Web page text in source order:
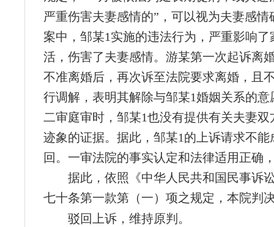
严重伤害夫妻感情的”，可以视为夫妻感情
案中，邹某1实施的违法行为，严重影响了
活，伤害了夫妻感情。游某第一次起诉离
不准离婚后，再次诉至法院要求离婚，且
行调解，表明其解除与邹某1婚姻关系的意
二审庭审时，邹某1也没有提供有关夫妻双
迹象的证据。据此，邹某1的上诉请求不能
回。一审法院的事实认定和法律适用正确
据此，依照《中华人民共和国民事诉
七十条第一款第（一）项之规定，本院判
驳回上诉，维持原判。